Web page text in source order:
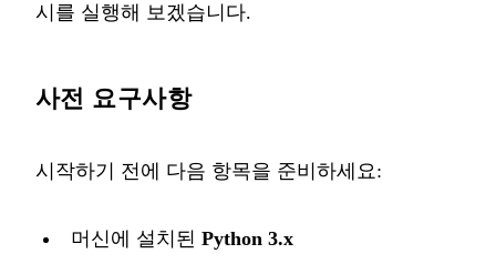
시를 실행해 보겠습니다.
사전 요구사항
시작하기 전에 다음 항목을 준비하세요:
머신에 설치된 Python 3.x